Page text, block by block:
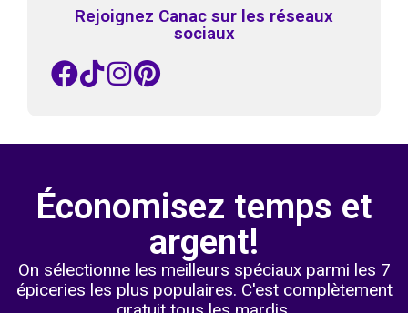
Rejoignez Canac sur les réseaux
sociaux
Économisez temps et
argent!
On sélectionne les meilleurs spéciaux parmi les 7
épiceries les plus populaires. C'est complètement